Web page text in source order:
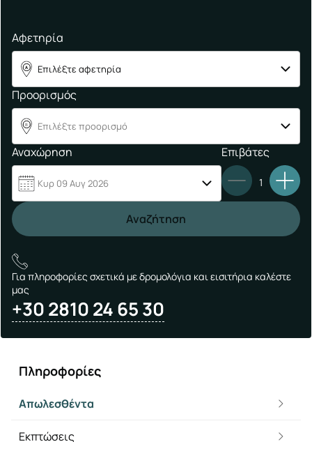
Πληροφορίες
Απωλεσθέντα
Εκπτώσεις
Για πληροφορίες σχετικά με δρομολόγια και εισιτήρια καλέστε
μας
+30 2810 24 65 30
Αφετηρία
A Επιλέξτε αφετηρία
Προορισμός
B Επιλέξτε προορισμό
Αναχώρηση
Κυρ 09 Αυγ 2026
Επιβάτες
1
Αναζήτηση